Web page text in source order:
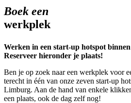
Boek een
werkplek
Werken in een start-up hotspot
Reserveer hieronder je plaats!
Ben je op zoek naar een werkplek voor
terecht in één van onze zeven start-up
Limburg. Aan de hand van enkele
een plaats, ook de dag zelf nog!